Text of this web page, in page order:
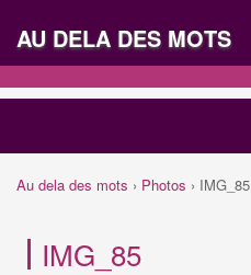
AU DELA DES MOTS
Au dela des mots › Photos › IMG_85
IMG_85